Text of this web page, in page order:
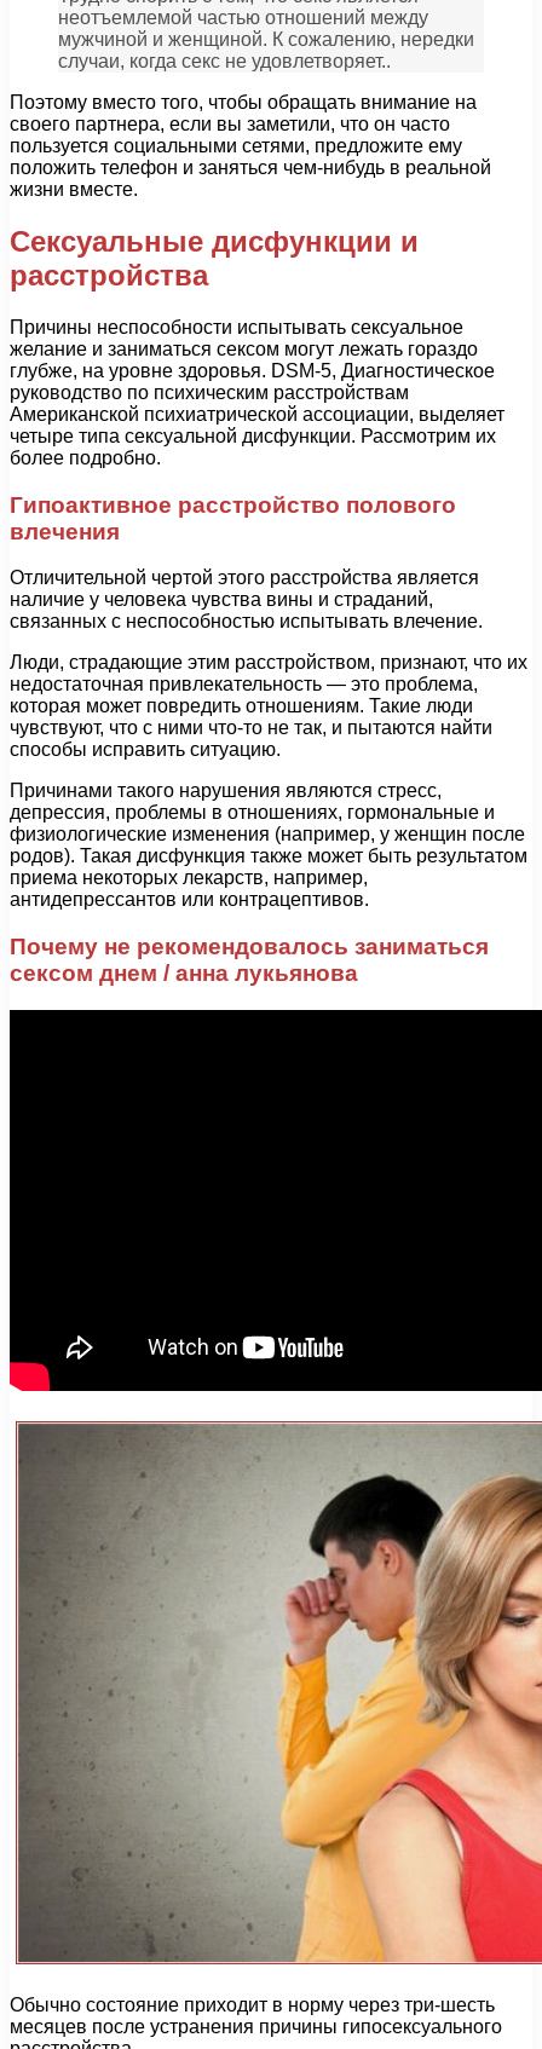
неотъемлемой частью отношений между
мужчиной и женщиной. К сожалению, нередки
случаи, когда секс не удовлетворяет..
Поэтому вместо того, чтобы обращать внимание на
своего партнера, если вы заметили, что он часто
пользуется социальными сетями, предложите ему
положить телефон и заняться чем-нибудь в реальной
жизни вместе.
Сексуальные дисфункции и
расстройства
Причины неспособности испытывать сексуальное
желание и заниматься сексом могут лежать гораздо
глубже, на уровне здоровья. DSM-5, Диагностическое
руководство по психическим расстройствам
Американской психиатрической ассоциации, выделяет
четыре типа сексуальной дисфункции. Рассмотрим их
более подробно.
Гипоактивное расстройство полового
влечения
Отличительной чертой этого расстройства является
наличие у человека чувства вины и страданий,
связанных с неспособностью испытывать влечение.
Люди, страдающие этим расстройством, признают, что их
недостаточная привлекательность — это проблема,
которая может повредить отношениям. Такие люди
чувствуют, что с ними что-то не так, и пытаются найти
способы исправить ситуацию.
Причинами такого нарушения являются стресс,
депрессия, проблемы в отношениях, гормональные и
физиологические изменения (например, у женщин после
родов). Такая дисфункция также может быть результатом
приема некоторых лекарств, например,
антидепрессантов или контрацептивов.
Почему не рекомендовалось заниматься
сексом днем / анна лукьянова
Обычно состояние приходит в норму через три-шесть
месяцев после устранения причины гипосексуального